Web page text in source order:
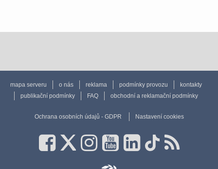
mapa serveru o nás reklama podmínky provozu
kontakty
publikační podmínky
FAQ obchodní a reklamační podmínky
Ochrana osobních údajů - GDPR Nastavení cookies